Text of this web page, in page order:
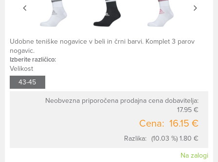
Udobne teniške nogavice v beli in črni barvi. Komplet 3 parov
nogavic.
Izberite različico:
Velikost
43-45
Neobvezna priporočena prodajna cena dobavitelja:
17.95 €
Cena: 16.15 €
Razlika: (10.03 %) 1.80 €
Na zalogi